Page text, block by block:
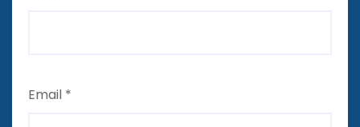
Email *